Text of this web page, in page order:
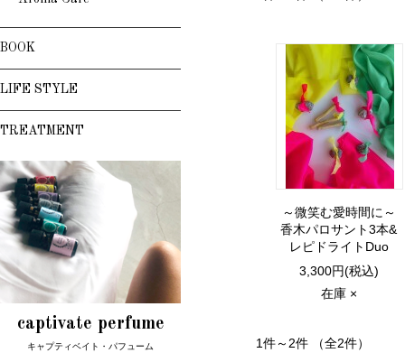
BOOK
LIFE STYLE
TREATMENT
captivate perfume
キャプティベイト・パフューム
～微笑む愛時間に～
香木パロサント3本&
レピドライトDuo
3,300円(税込)
在庫 ×
1件～2件 （全2件）